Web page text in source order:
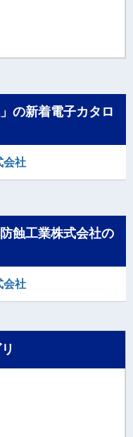
の新着電子カタロ
会社
蝕工業株式会社の
会社